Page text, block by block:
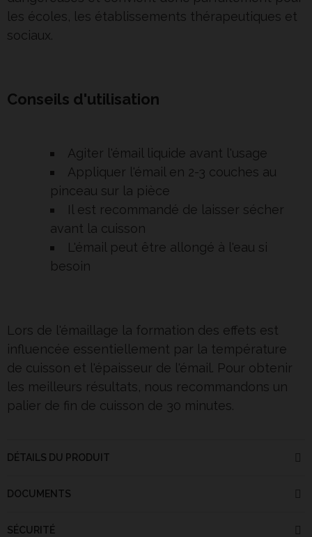
les écoles, les établissements thérapeutiques et
sociaux.
Conseils d'utilisation
Agiter l'émail liquide avant l'usage
Appliquer l'émail en 2-3 couches au
pinceau sur la pièce
Il est recommandé de laisser sécher
avant la cuisson
L'émail peut être allongé à l'eau si
besoin
Lors de l'émaillage la formation des effets est
influencée essentiellement par la température
de cuisson et l'épaisseur de l'émail. Pour obtenir
les meilleurs résultats, nous recommandons un
palier de fin de cuisson de 30 minutes.
DÉTAILS DU PRODUIT
DOCUMENTS
SÉCURITÉ